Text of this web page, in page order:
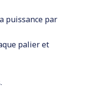
puissance par
palier et